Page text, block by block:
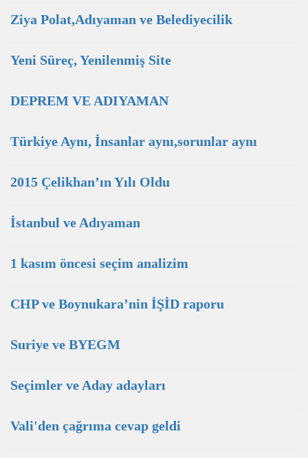
Ziya Polat,Adıyaman ve Belediyecilik
Yeni Süreç, Yenilenmiş Site
DEPREM VE ADIYAMAN
Türkiye Aynı, İnsanlar aynı,sorunlar aynı
2015 Çelikhan’ın Yılı Oldu
İstanbul ve Adıyaman
1 kasım öncesi seçim analizim
CHP ve Boynukara’nin İŞİD raporu
Suriye ve BYEGM
Seçimler ve Aday adayları
Vali'den çağrıma cevap geldi